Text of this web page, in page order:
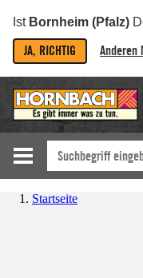
Ist Bornheim (Pfalz)
JA, RICHTIG Anderen
Startseite